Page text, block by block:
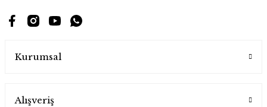
Kurumsal
Alışveriş